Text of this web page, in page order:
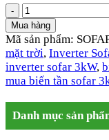
Biến
Tần
SOFAR
3kW
(3000TL-
G3)
lượng
Mua hàng
Mã sản phẩm:
mặt trời, Inverter
inverter sofar 3kW,
mua biến tần sofar
Danh mục sản